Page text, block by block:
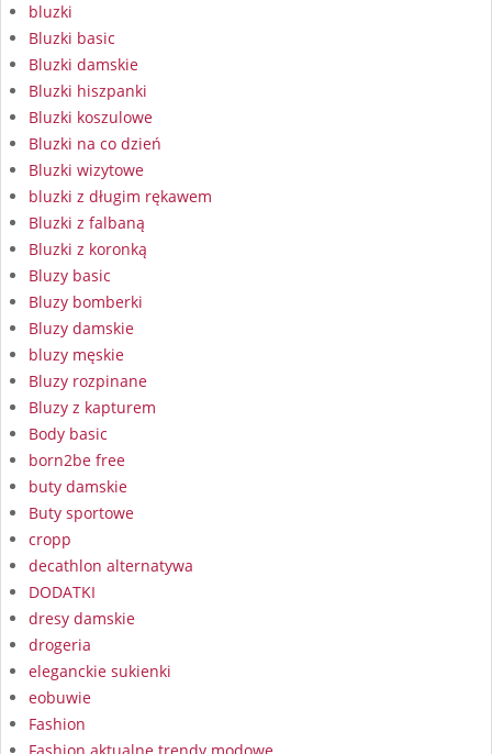
bluzki
Bluzki basic
Bluzki damskie
Bluzki hiszpanki
Bluzki koszulowe
Bluzki na co dzień
Bluzki wizytowe
bluzki z długim rękawem
Bluzki z falbaną
Bluzki z koronką
Bluzy basic
Bluzy bomberki
Bluzy damskie
bluzy męskie
Bluzy rozpinane
Bluzy z kapturem
Body basic
born2be free
buty damskie
Buty sportowe
cropp
decathlon alternatywa
DODATKI
dresy damskie
drogeria
eleganckie sukienki
eobuwie
Fashion